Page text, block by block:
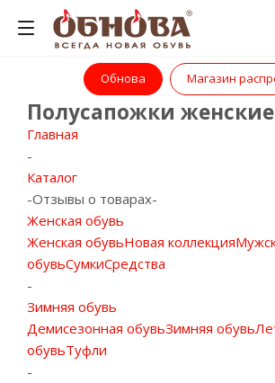
Обнова Магазин
Полусапожки
Главная
-
Каталог
-Отзывы о товарах-
Женская обувь
Женская обувьНовая коллекция
обувьСумкиСредства
-
Зимняя обувь
Демисезонная обувьЗимняя обувь
обувьТуфли
-